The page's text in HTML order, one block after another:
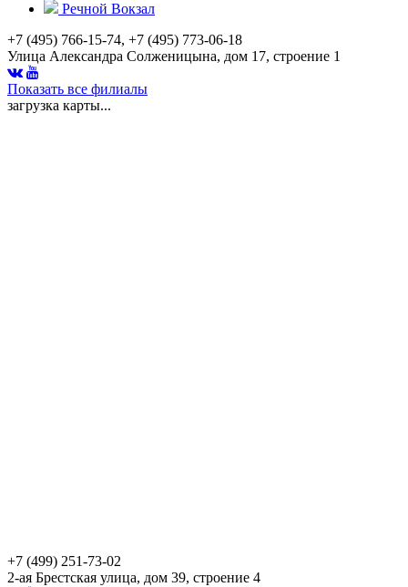
Речной Вокзал
+7 (495) 766-15-74, +7 (495) 773-06-18
Улица Александра Солженицына, дом 17, строение 1
Показать все филиалы
загрузка карты...
+7 (499) 251-73-02
2-ая Брестская улица, дом 39, строение 4